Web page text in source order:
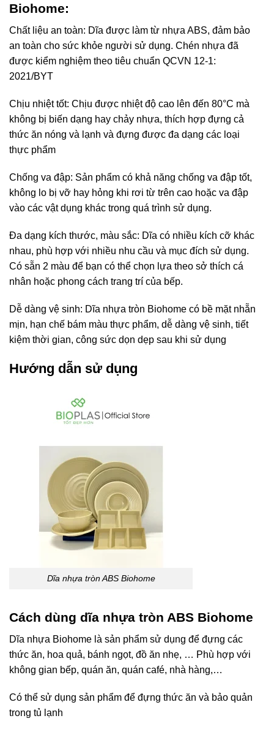
Biohome:
Chất liệu an toàn: Dĩa được làm từ nhựa ABS, đảm bảo
an toàn cho sức khỏe người sử dụng. Chén nhựa đã
được kiểm nghiệm theo tiêu chuẩn QCVN 12-1:
2021/BYT
Chịu nhiệt tốt: Chịu được nhiệt độ cao lên đến 80°C mà
không bị biến dạng hay chảy nhựa, thích hợp đựng cả
thức ăn nóng và lạnh và đựng được đa dạng các loại
thực phẩm
Chống va đập: Sản phẩm có khả năng chống va đập tốt,
không lo bị vỡ hay hỏng khi rơi từ trên cao hoặc va đập
vào các vật dụng khác trong quá trình sử dụng.
Đa dạng kích thước, màu sắc: Dĩa có nhiều kích cỡ khác
nhau, phù hợp với nhiều nhu cầu và mục đích sử dụng.
Có sẵn 2 màu để bạn có thể chọn lựa theo sở thích cá
nhân hoặc phong cách trang trí của bếp.
Dễ dàng vệ sinh: Dĩa nhựa tròn Biohome có bề mặt nhẵn
mịn, hạn chế bám màu thực phẩm, dễ dàng vệ sinh, tiết
kiệm thời gian, công sức dọn dẹp sau khi sử dụng
Hướng dẫn sử dụng
Dĩa nhựa tròn ABS Biohome
Cách dùng dĩa nhựa tròn ABS Biohome
Dĩa nhựa Biohome là sản phẩm sử dụng để đựng các
thức ăn, hoa quả, bánh ngọt, đồ ăn nhẹ, … Phù hợp với
không gian bếp, quán ăn, quán café, nhà hàng,…
Có thể sử dụng sản phẩm để đựng thức ăn và bảo quản
trong tủ lạnh